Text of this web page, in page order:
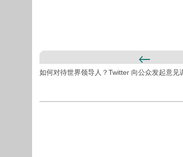
如何对待世界领导人？Twitter 向公众发起意见